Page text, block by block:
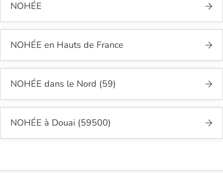
NOHÉE
NOHÉE en Hauts de France
NOHÉE dans le Nord (59)
NOHÉE à Douai (59500)